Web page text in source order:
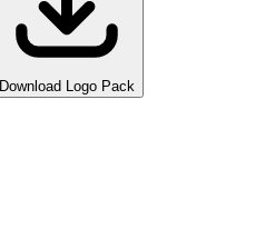
Download Logo Pack